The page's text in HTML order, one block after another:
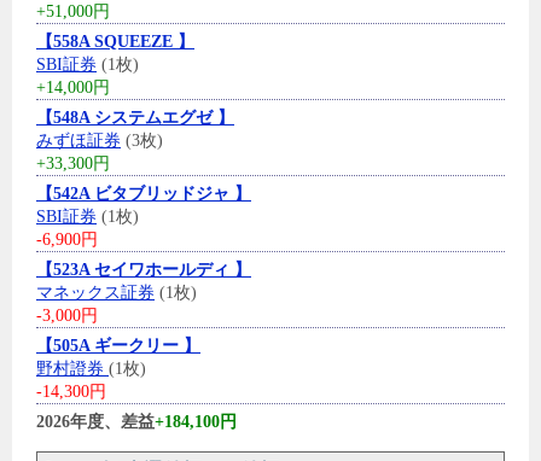
+51,000円
【558A SQUEEZE 】
SBI証券 (1枚)
+14,000円
【548A システムエグゼ 】
みずほ証券 (3枚)
+33,300円
【542A ビタブリッドジャ 】
SBI証券 (1枚)
-6,900円
【523A セイワホールディ 】
マネックス証券 (1枚)
-3,000円
【505A ギークリー 】
野村證券 (1枚)
-14,300円
2026年度、差益+184,100円